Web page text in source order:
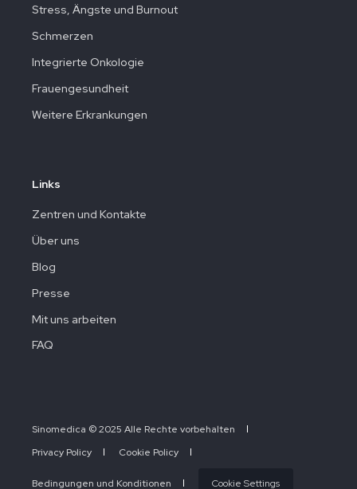
Stress, Ängste und Burnout
Schmerzen
Integrierte Onkologie
Frauengesundheit
Weitere Erkrankungen
Links
Zentren und Kontakte
Über uns
Blog
Presse
Mit uns arbeiten
FAQ
Sinomedica © 2025 Alle Rechte vorbehalten
Privacy Policy
Cookie Policy
Bedingungen und Konditionen Cookie Settings